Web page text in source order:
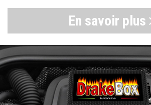
En savoir plus